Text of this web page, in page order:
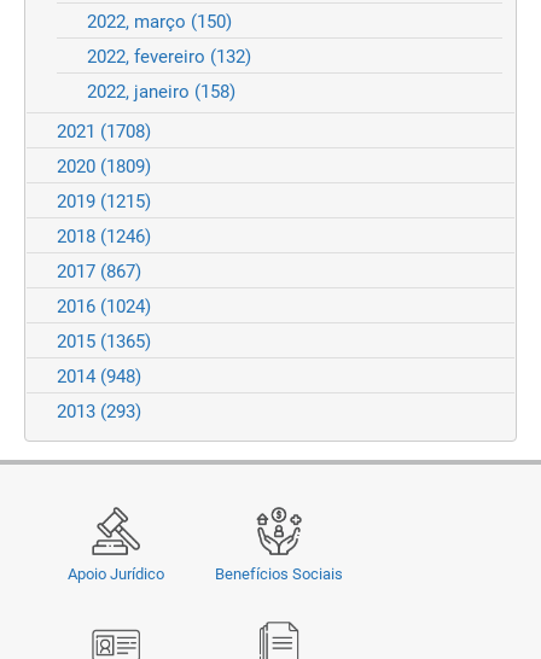
2022, março (150)
2022, fevereiro (132)
2022, janeiro (158)
2021 (1708)
2020 (1809)
2019 (1215)
2018 (1246)
2017 (867)
2016 (1024)
2015 (1365)
2014 (948)
2013 (293)
Apoio Jurídico Benefícios Sociais